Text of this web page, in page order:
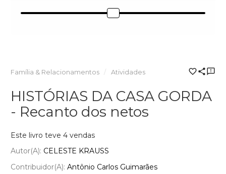
Família & Relacionamentos Atividades
HISTÓRIAS DA CASA GORDA
- Recanto dos netos
Este livro teve 4 vendas
Autor(a): CELESTE KRAUSS
Contribuidor(a): Antônio Carlos Guimarães